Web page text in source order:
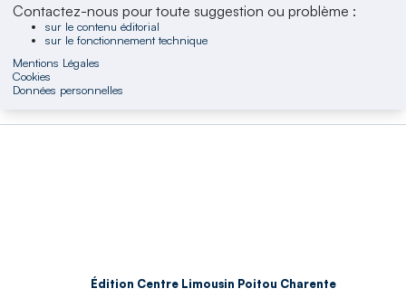
Contactez-nous pour toute suggestion ou problème :
sur le contenu éditorial
sur le fonctionnement technique
Mentions Légales
Cookies
Données personnelles
Édition Centre Limousin Poitou Charente